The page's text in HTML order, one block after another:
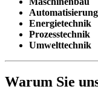
Energietechnik
Prozesstechnik
Umwelttechnik
Warum Sie